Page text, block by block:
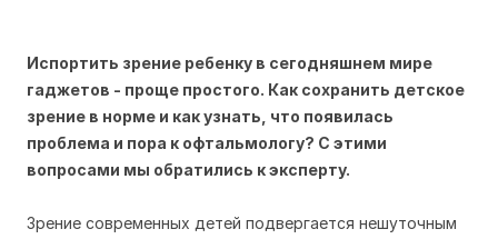
Испортить зрение ребенку в сегодняшнем мире
гаджетов - проще простого. Как сохранить детское
зрение в норме и как узнать, что появилась
проблема и пора к офтальмологу? С этими
вопросами мы обратились к эксперту.
Зрение современных детей подвергается нешуточным